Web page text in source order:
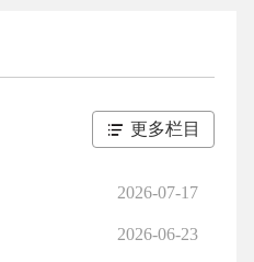
更多栏目
2026-07-17
2026-06-23